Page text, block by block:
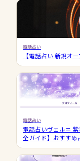
電話占い
【電話占い 新規オ
電話占い
電話占いヴェルニ
全ガイド】おすすめ